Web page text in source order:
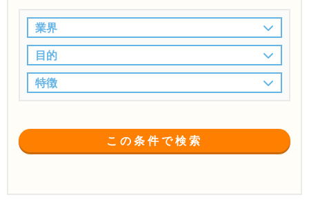
業界
目的
特徴
この条件で検索